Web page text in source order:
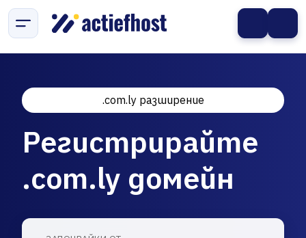
.com.ly разширение
Регистрирайте
.com.ly домейн